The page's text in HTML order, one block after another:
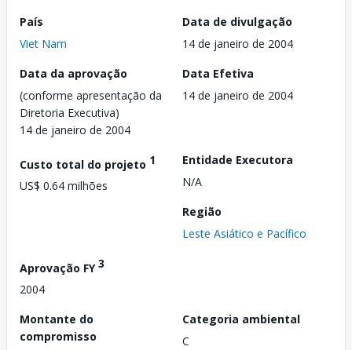
País
Viet Nam
Data de divulgação
14 de janeiro de 2004
Data da aprovação
(conforme apresentação da
Diretoria Executiva)
14 de janeiro de 2004
Data Efetiva
14 de janeiro de 2004
Custo total do projeto 1
US$ 0.64 milhões
Entidade Executora
N/A
Região
Leste Asiático e Pacífico
Aprovação FY3
2004
Montante do
compromisso
Categoria ambiental
C